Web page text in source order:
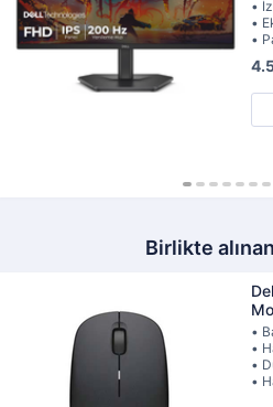
•
•
•
Birlikte
•
•
•
•